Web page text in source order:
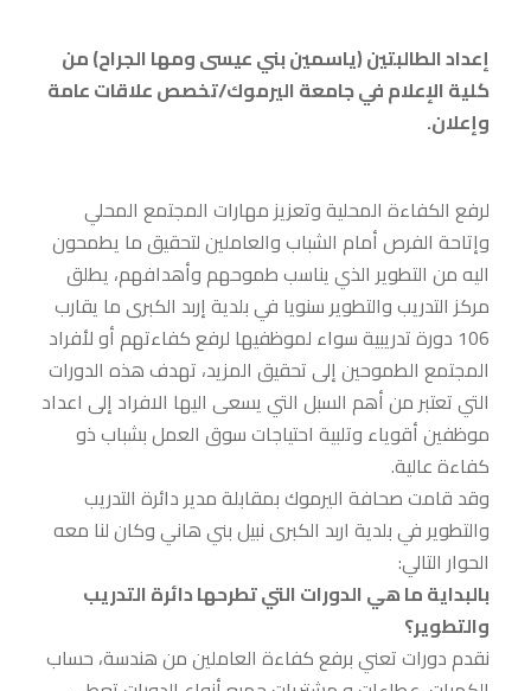
إعداد الطالبتين (ياسمين بني عيسى ومها الجراح) من
كلية الإعلام في جامعة اليرموك/تخصص علاقات عامة
وإعلان.
لرفع الكفاءة المحلية وتعزيز مهارات المجتمع المحلي
وإتاحة الفرص أمام الشباب والعاملين لتحقيق ما يطمحون
اليه من التطوير الذي يناسب طموحهم وأهدافهم، يطلق
مركز التدريب والتطوير سنويا في بلدية إربد الكبرى ما يقارب
106 دورة تدريبية سواء لموظفيها لرفع كفاءتهم أو لأفراد
المجتمع الطموحين إلى تحقيق المزيد، تهدف هذه الدورات
التي تعتبر من أهم السبل التي يسعى اليها الافراد إلى اعداد
موظفين أقوياء وتلبية احتياجات سوق العمل بشباب ذو
كفاءة عالية.
وقد قامت صحافة اليرموك بمقابلة مدير دائرة التدريب
والتطوير في بلدية اربد الكبرى نبيل بني هاني وكان لنا معه
الحوار التالي:
بالبداية ما هي الدورات التي تطرحها دائرة التدريب
والتطوير؟
نقدم دورات تعني برفع كفاءة العاملين من هندسة، حساب